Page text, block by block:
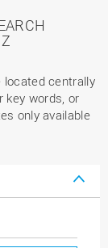
located centrally
key words, or
only available